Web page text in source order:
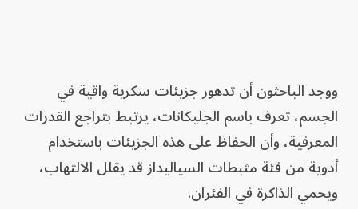
ووجد الباحثون أن تدهور جزيئات سكرية واقية في
الجسم، تعرف باسم الجليكانات، يرتبط بتراجع القدرات
المعرفية، وأن الحفاظ على هذه الجزيئات باستخدام
أدوية من فئة مثبطات السياليداز قد يقلل الالتهاب،
ويحمي الذاكرة في الفئران.